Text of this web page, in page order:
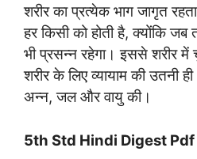
शरीर का प्रत्येक भाग जागृत
हर किसी को होती है, क्योंकि
भी प्रसन्न रहेगा। इससे शरीर में
शरीर के लिए व्यायाम की उतनी
अन्न, जल और वायु की।
5th Std Hindi Digest